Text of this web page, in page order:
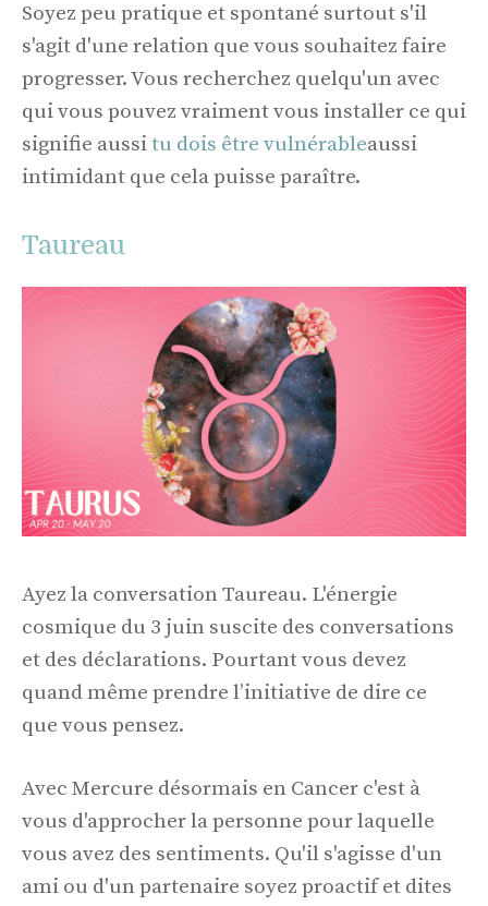
Soyez peu pratique et spontané surtout s'il
s'agit d'une relation que vous souhaitez faire
progresser. Vous recherchez quelqu'un avec
qui vous pouvez vraiment vous installer ce qui
signifie aussitu dois être vulnérableaussi
intimidant que cela puisse paraître.
Taureau
Ayez la conversation Taureau. L'énergie
cosmique du 3 juin suscite des conversations
et des déclarations. Pourtant vous devez
quand même prendre l’initiative de dire ce
que vous pensez.
Avec Mercure désormais en Cancer c'est à
vous d'approcher la personne pour laquelle
vous avez des sentiments. Qu'il s'agisse d'un
ami ou d'un partenaire soyez proactif et dites